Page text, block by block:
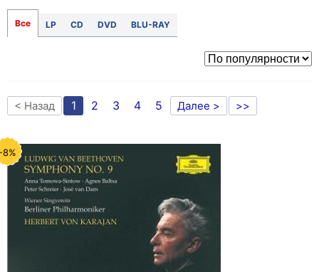
Все LP CD DVD BLU-RAY
< Назад 1 2 3 4 5 Далее > >>
8%